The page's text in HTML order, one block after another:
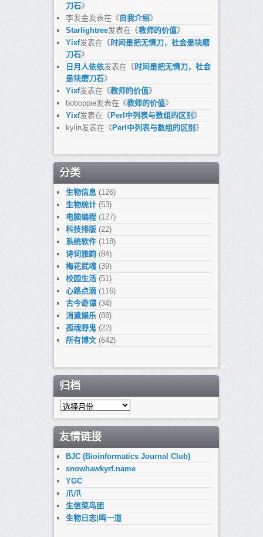
刀石》
李发金发表在《 自我介绍》
Starlightree发表在《教师的价值》
Yixf发表在《 时间是把无情刀，社会是块磨
刀石》
日月人依依发表在《 时间是把无情刀，社会
是块磨刀石》
Yixf发表在《教师的价值》
boboppie发表在《教师的价值》
Yixf发表在《 Perl中列表与数组的区别 》
kylin发表在《 Perl中列表与数组的区别 》
分类
生物信息(126)
生物统计(53)
电脑编程(127)
科技排版(22)
系统软件(118)
诗词雅韵(84)
梅花武魂(39)
校园生活(51)
心路点滴(116)
古今奇谭(34)
消遣娱乐(88)
孤魂野鬼(22)
所有博文(642)
归档
归
友情链接
BJC (Bioinformatics Journal Club)
snowhawkyrf.name
YGC
爪爪
生信菜鸟团
生物日志|鸣一道